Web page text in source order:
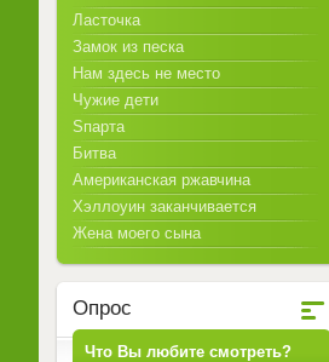
Ласточка
Замок из песка
Нам здесь не место
Чужие дети
Sпарта
Битва
Американская ржавчина
Хэллоуин заканчивается
Жена моего сына
Опрос
Что Вы любите смотреть?